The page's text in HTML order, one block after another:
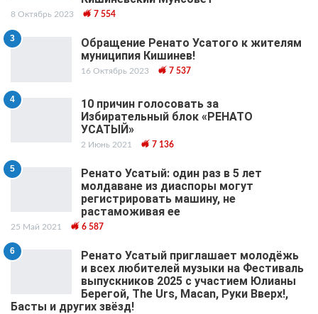
8 Октябрь 2023 7 554
3
Обращение Ренато Усатого к жителям
муниципия Кишинев!
16 Октябрь 2023 7 537
4
10 причин голосовать за
Избирательный блок «РЕНАТО
УСАТЫЙ»
2 Июнь 2021 7 136
5
Ренато Усатый: один раз в 5 лет
молдаване из диаспоры могут
регистрировать машину, не
растаможивая ее
25 Май 2021 6 587
6
Ренато Усатый приглашает молодёжь
и всех любителей музыки на Фестиваль
выпускников 2025 с участием Юлианы
Берегой, The Urs, Macan, Руки Вверх!,
Басты и других звёзд!